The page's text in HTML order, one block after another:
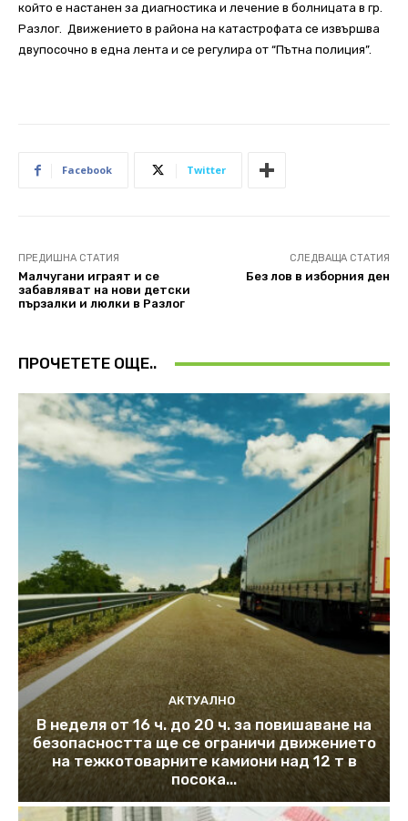
който е настанен за диагностика и лечение в болницата в гр.
Разлог. Движението в района на катастрофата се извършва
двупосочно в една лента и се регулира от “Пътна полиция”.
Facebook Twitter
ПРЕДИШНА СТАТИЯ
Mалчугани играят и се
забавляват на нови детски
пързалки и люлки в Разлог
СЛЕДВАЩА СТАТИЯ
Без лов в изборния ден
ПРОЧЕТЕТЕ ОЩЕ..
АКТУАЛНО
В неделя от 16 ч. до 20 ч. за повишаване на
безопасността ще се ограничи движението
на тежкотоварните камиони над 12 т в
посока...